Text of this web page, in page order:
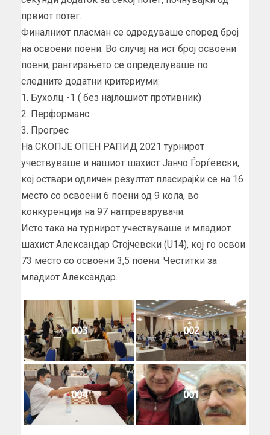
првиот потег.
Финалниот пласман се одредуваше според број
на освоени поени. Во случај на ист број освоени
поени, рангирањето се определуваше по
следните додатни критериуми:
1. Бухолц -1 ( без најлошиот противник)
2. Перформанс
3. Прогрес
На СКОПЈЕ ОПЕН РАПИД 2021 турнирот
учествуваше и нашиот шахист Јанчо Ѓорѓевски,
кој оствари одличен резултат пласирајќи се на 16
место со освоени 6 поени од 9 кола, во
конкуренција на 97 натпреварувачи.
Исто така на турнирот учествуваше и младиот
шахист Александар Стојчевски (U14), кој го освои
73 место со освоени 3,5 поени. Честитки за
младиот Александар.
003 002
004 001